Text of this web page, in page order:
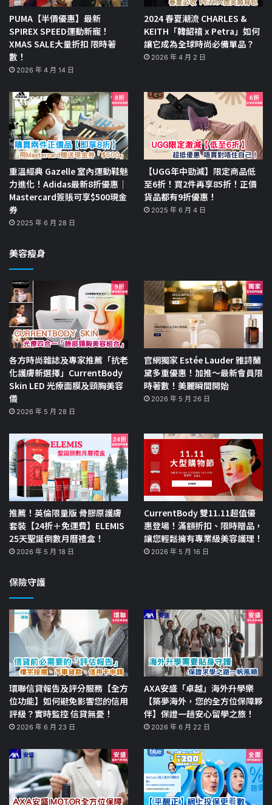
PUMA【半價優惠】最新
SPIREX SPEED運動新寵！
XMAS SALE大量折扣 限時著
數！
2026 年 4 月 14 日
2024 春夏潮流 CHARLES &
KEITH「韓韶禧 x Petra」如何
讓它成為全球時尚必備單品？
2026 年 4 月 2 日
重溫經典 Gazelle 室內運動鞋魅
力進化！Adidas最新8折優惠｜
Mastercard簽賬可享$500現金
券
2025 年 6 月 28 日
【UGG年中勁減】限定商品低
至6折！買2件再享85折！正價
貨品都有9折優惠！
2025 年 6 月 4 日
美容瘦身
各方時尚雜誌及專家推薦「抗老
化護膚新選擇」CurrentBody
Skin LED 光療面膜及頸胸美容
儀
2026 年 5 月 28 日
官網獨家 Estée Lauder 雅詩蘭
黛多重優惠！加推～最新會員限
時著數！美麗瞬間開始
2026 年 5 月 26 日
推薦！英倫限量版 骨膠原護膚
套裝【24折＋免運費】ELEMIS
25天聖誕倒數月曆禮盒！
2026 年 5 月 18 日
CurrentBody 雙11.11超值優
惠登場！滿額折扣、限時贈品，
讓您輕鬆擁有專業級美容護理！
2026 年 5 月 16 日
保險守護
環聯信貸報告及評分服務【全方
位功能】如何避免影響您的信用
評級？實時監控 信貸無憂！
2026 年 6 月 23 日
AXA安盛「卓越」海外升學樂
【築夢海外，您的全方位保障夥
伴】保證一趟安心留學之旅！
2026 年 6 月 22 日